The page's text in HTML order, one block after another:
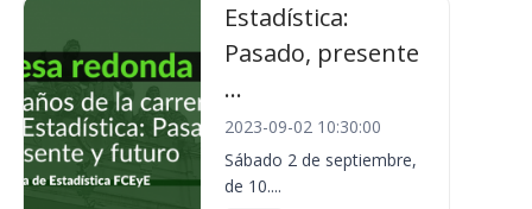
Estadística:
Pasado, presente
...
2023-09-02 10:30:00
Sábado 2 de septiembre,
de 10....